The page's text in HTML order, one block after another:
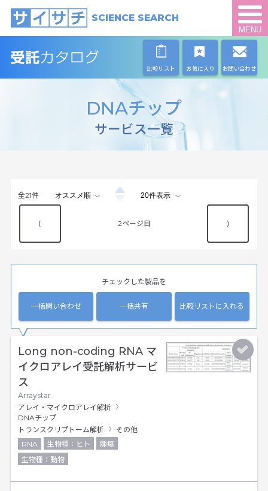
SCIENCE SEARCH
MENU
比較リスト お気に入り お問い合わせ
DNAチップ
サービス一覧
全21件
⟨ 2 ⟩
チェックした製品を
一括問い合わせ 一括共有 比較リストに入れる
Long non-coding RNA マ
イクロアレイ受託解析サービ
ス
Arraystar
アレイ・マイクロアレイ解析
DNAチップ
トランスクリプトーム解析
その他
RNA
生物種：ヒト
腫瘍
生物種：動物